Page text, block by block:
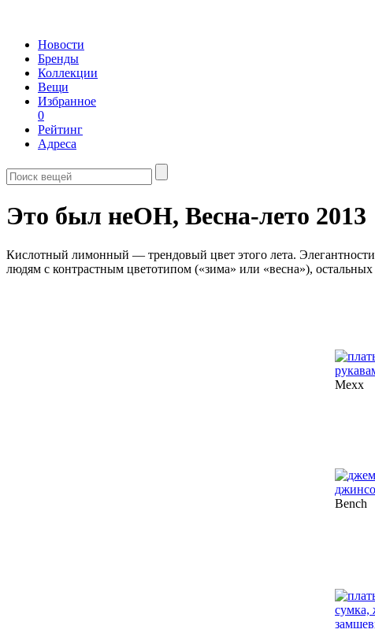
Новости
Бренды
Коллекции
Вещи
Избранное
0
Рейтинг
Адреса
Это был неОН, Весна-лето 2013
Кислотный лимонный — трендовый цвет этого лета.
людям с контрастным цветотипом («зима» или «весна»), остальных
Mexx
Bench